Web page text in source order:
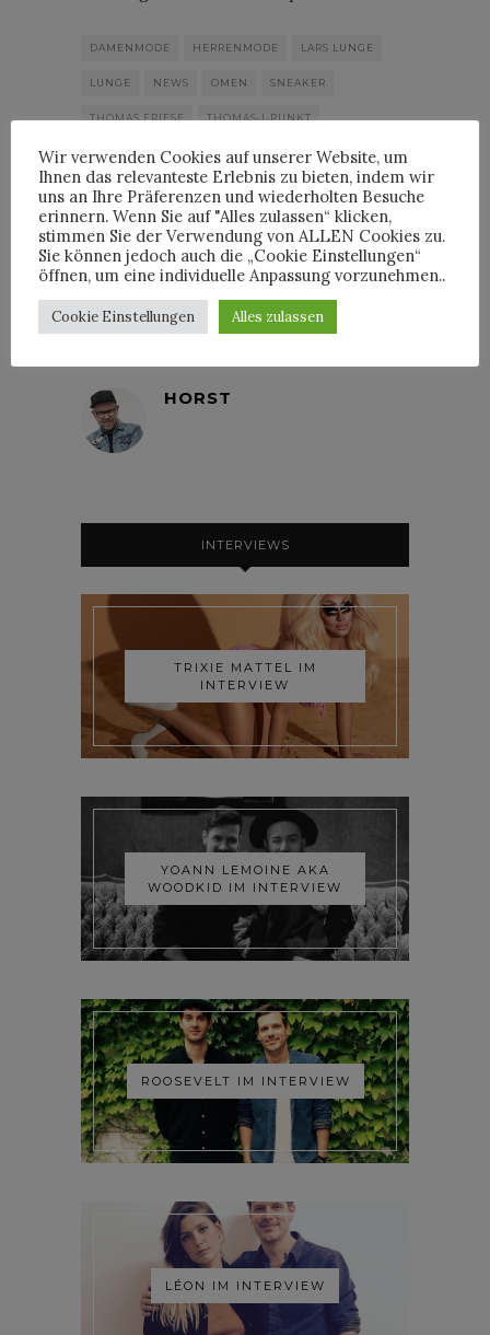
DAMENMODE HERRENMODE LARS LUNGE
LUNGE NEWS OMEN SNEAKER
THOMAS FRIESE THOMAS-I-PUNKT
ULF LUNGE
HORST
INTERVIEWS
TRIXIE MATTEL IM
INTERVIEW
YOANN LEMOINE AKA
WOODKID IM INTERVIEW
ROOSEVELT IM INTERVIEW
LÉON IM INTERVIEW
Wir verwenden Cookies auf unserer Website, um
Ihnen das relevanteste Erlebnis zu bieten, indem wir
uns an Ihre Präferenzen und wiederholten Besuche
erinnern. Wenn Sie auf "Alles zulassen“ klicken,
stimmen Sie der Verwendung von ALLEN Cookies zu.
Sie können jedoch auch die „Cookie Einstellungen“
öffnen, um eine individuelle Anpassung vorzunehmen..
Cookie Einstellungen Alles zulassen